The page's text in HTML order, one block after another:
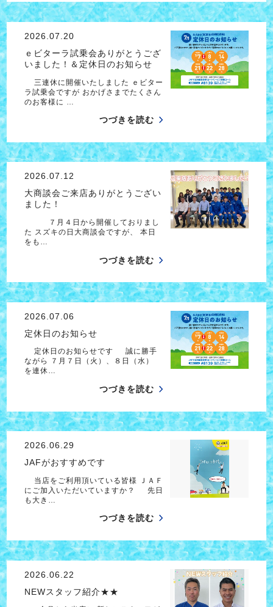
2026.07.20
ｅビターラ試乗会ありがとうござ
いました！＆定休日のお知らせ
三連休に開催いたしました ｅビター
ラ試乗会ですが おかげさまでたくさん
のお客様に …
つづきを読む
2026.07.12
大商談会ご来店ありがとうござい
ました！
７月４日から開催しておりまし
た スズキの日大商談会ですが、 本日
をも…
つづきを読む
2026.07.06
定休日のお知らせ
定休日のお知らせです 誠に勝手
ながら ７月７日（火）、８日（水）
を連休…
つづきを読む
2026.06.29
JAFがおすすめです
当店をご利用頂いている皆様 ＪＡＦ
にご加入いただいていますか？ 先日
も大き…
つづきを読む
2026.06.22
NEWスタッフ紹介★★